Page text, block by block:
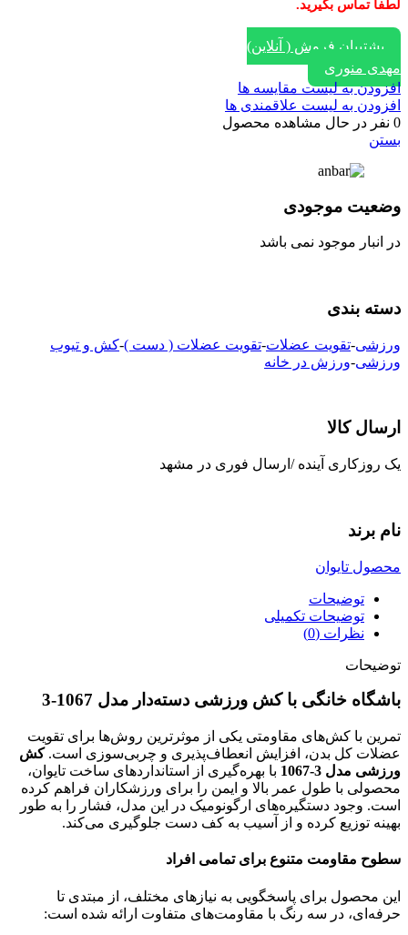
لطفا تماس بگیرید.
پشتیبان فروش ( آنلاین)
مهدی منوری
افزودن به لیست مقایسه ها
افزودن به لیست علاقمندی ها
0 نفر در حال مشاهده محصول
بستن
وضعیت موجودی
در انبار موجود نمی باشد
دسته بندی
ورزشی-تقویت عضلات-تقویت عضلات ( دست )-کش و تیوب
ورزشی-ورزش در خانه
ارسال کالا
یک روزکاری آینده /ارسال فوری در مشهد
نام برند
محصول تایوان
توضیحات
توضیحات تکمیلی
نظرات (0)
توضیحات
باشگاه خانگی با کش ورزشی دسته‌دار مدل 1067-3
تمرین با کش‌های مقاومتی یکی از موثرترین روش‌ها برای تقویت
عضلات کل بدن، افزایش انعطاف‌پذیری و چربی‌سوزی است.کش
ورزشی مدل 3-1067
با بهره‌گیری از استانداردهای ساخت تایوان،
محصولی با طول عمر بالا و ایمن را برای ورزشکاران فراهم کرده
است. وجود دستگیره‌های ارگونومیک در این مدل، فشار را به طور
بهینه توزیع کرده و از آسیب به کف دست جلوگیری می‌کند.
سطوح مقاومت متنوع برای تمامی افراد
این محصول برای پاسخگویی به نیازهای مختلف، از مبتدی تا
حرفه‌ای، در سه رنگ با مقاومت‌های متفاوت ارائه شده است: